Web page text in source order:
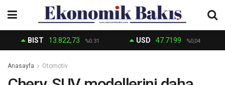
BIST 13.822,73 %0.31 USD 47.7199 %0,04
Anasayfa Otomotiv